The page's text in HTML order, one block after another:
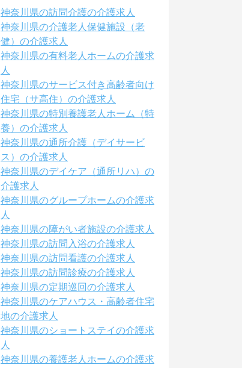
神奈川県の訪問介護の介護求人
神奈川県の介護老人保健施設（老
健）の介護求人
神奈川県の有料老人ホームの介護求
人
神奈川県のサービス付き高齢者向け
住宅（サ高住）の介護求人
神奈川県の特別養護老人ホーム（特
養）の介護求人
神奈川県の通所介護（デイサービ
ス）の介護求人
神奈川県のデイケア（通所リハ）の
介護求人
神奈川県のグループホームの介護求
人
神奈川県の障がい者施設の介護求人
神奈川県の訪問入浴の介護求人
神奈川県の訪問看護の介護求人
神奈川県の訪問診療の介護求人
神奈川県の定期巡回の介護求人
神奈川県のケアハウス・高齢者住宅
地の介護求人
神奈川県のショートステイの介護求
人
神奈川県の養護老人ホームの介護求